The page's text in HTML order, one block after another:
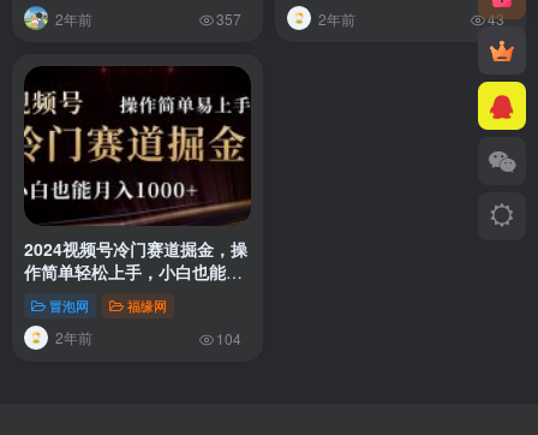
2年前 357 2年前 43
2024视频号冷门赛道掘金，操
作简单轻松上手，小白也能月
冒泡网 福缘网
2年前 104